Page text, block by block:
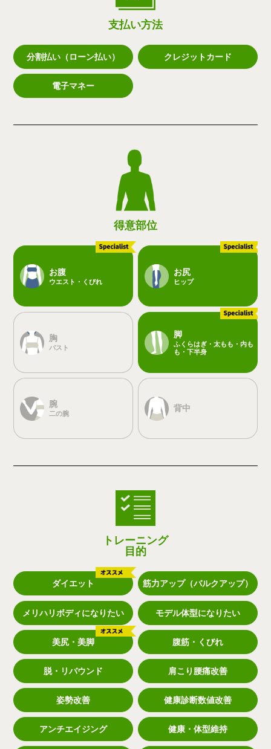
支払い方法
分割払い（ローン払い） クレジットカード
電子マネー
得意部位
お腹
ウエスト・くびれ
お尻
ヒップ
胸
バスト
脚
ふくらはぎ・太もも・内も
も・下半身
腕
二の腕
背中
トレーニング
目的
ダイエット 筋力アップ（バルクアップ）
メリハリボディになりたい モデル体型になりたい
美尻・美脚 腹筋・くびれ
脱・リバウンド 肩こり腰痛改善
姿勢改善 健康診断数値改善
アンチエイジング 健康・体型維持